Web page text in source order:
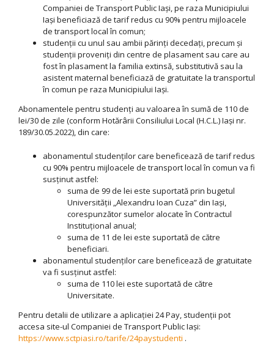
Companiei de Transport Public Iași, pe raza Municipiului
Iași beneficiază de tarif redus cu 90% pentru mijloacele
de transport local în comun;
studenții cu unul sau ambii părinți decedați, precum și
studenții proveniți din centre de plasament sau care au
fost în plasament la familia extinsă, substitutivă sau la
asistent maternal beneficiază de gratuitate la transportul
în comun pe raza Municipiului Iași.
Abonamentele pentru studenți au valoarea în sumă de 110 de
lei/30 de zile (conform Hotărârii Consiliului Local (H.C.L.) Iași nr.
189/30.05.2022), din care:
abonamentul studenților care beneficează de tarif redus
cu 90% pentru mijloacele de transport local în comun va fi
susținut astfel:
suma de 99 de lei este suportată prin bugetul
Universității „Alexandru Ioan Cuza” din Iași,
corespunzător sumelor alocate în Contractul
Instituțional anual;
suma de 11 de lei este suportată de către
beneficiari.
abonamentul studenților care beneficează de gratuitate
va fi susținut astfel:
suma de 110 lei este suportată de către
Universitate.
Pentru detalii de utilizare a aplicației 24 Pay, studenții pot
accesa site-ul Companiei de Transport Public Iași:
https://www.sctpiasi.ro/tarife/24paystudenti .